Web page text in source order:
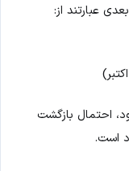
عبارتند از:
1.1550 تثبیت شود، احتمال بازگشت